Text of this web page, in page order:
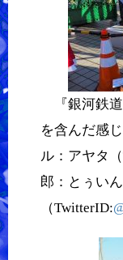
『銀河鉄道
を含んだ感
ル：アヤタ
郎：とぅい
（TwitterID: